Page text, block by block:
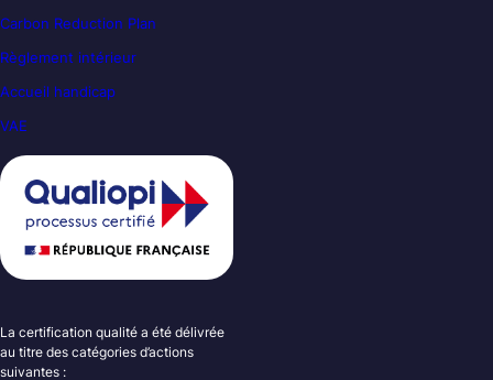
Carbon Reduction Plan
Règlement intérieur
Accueil handicap
VAE
La certification qualité a été délivrée
au titre des catégories d’actions
suivantes :